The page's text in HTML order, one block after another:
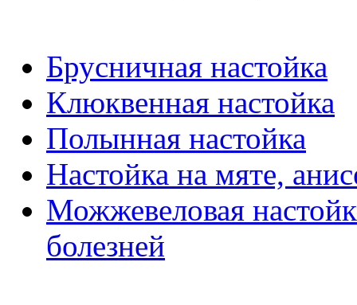
Брусничная настойка
Клюквенная настойка
Полынная настойка
Настойка на мяте,
Можжевеловая
болезней